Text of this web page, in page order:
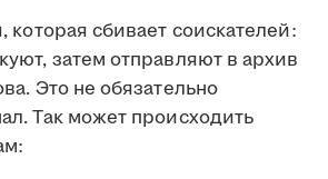
которая сбивает соискателей:
затем отправляют в архив
Это не обязательно
Так может происходить